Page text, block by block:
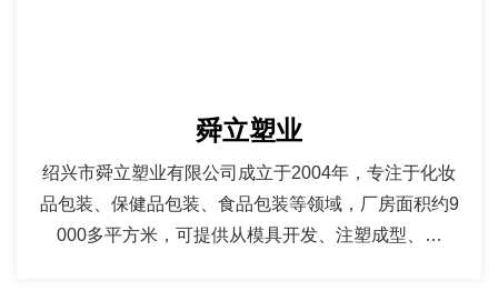
舜立塑业
绍兴市舜立塑业有限公司成立于2004年，专注于化妆
品包装、保健品包装、食品包装等领域，厂房面积约9
000多平方米，可提供从模具开发、注塑成型、喷